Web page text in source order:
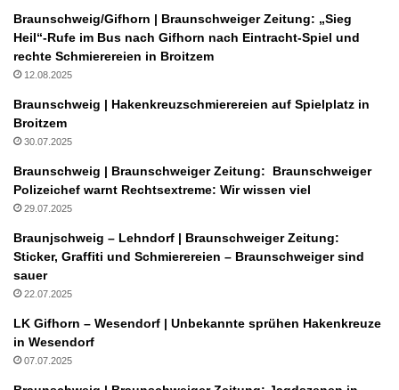
Braunschweig/Gifhorn | Braunschweiger Zeitung: „Sieg
Heil“-Rufe im Bus nach Gifhorn nach Eintracht-Spiel und
rechte Schmierereien in Broitzem
12.08.2025
Braunschweig | Hakenkreuzschmierereien auf Spielplatz in
Broitzem
30.07.2025
Braunschweig | Braunschweiger Zeitung: Braunschweiger
Polizeichef warnt Rechtsextreme: Wir wissen viel
29.07.2025
Braunjschweig – Lehndorf | Braunschweiger Zeitung:
Sticker, Graffiti und Schmierereien – Braunschweiger sind
sauer
22.07.2025
LK Gifhorn – Wesendorf | Unbekannte sprühen Hakenkreuze
in Wesendorf
07.07.2025